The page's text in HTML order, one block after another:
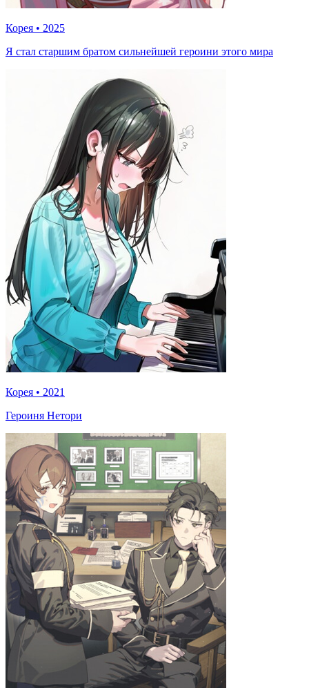
Корея • 2025
Я стал старшим братом сильнейшей героини этого мира
Корея • 2021
Героиня Нетори